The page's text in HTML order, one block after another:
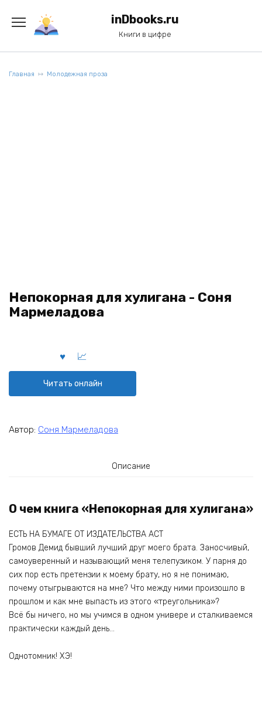
содержанию
inDbooks.ru
Книги в цифре
Главная Молодежная проза
Непокорная для хулигана - Соня
Мармеладова
Читать онлайн
Автор: Соня Мармеладова
Описание
О чем книга «Непокорная для хулигана»
ЕСТЬ НА БУМАГЕ ОТ ИЗДАТЕЛЬСТВА АСТ
Громов Демид бывший лучший друг моего брата. Заносчивый,
самоуверенный и называющий меня телепузиком. У парня до
сих пор есть претензии к моему брату, но я не понимаю,
почему отыгрываются на мне? Что между ними произошло в
прошлом и как мне выпасть из этого «треугольника»?
Всё бы ничего, но мы учимся в одном универе и сталкиваемся
практически каждый день…
Однотомник! ХЭ!